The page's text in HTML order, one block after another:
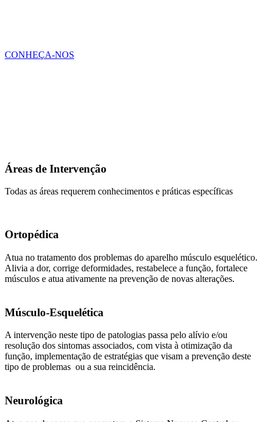
CONHEÇA-NOS
Áreas de Intervenção
Todas as áreas requerem conhecimentos e práticas específicas
Ortopédica
Atua no tratamento dos problemas do aparelho músculo esquelético.
Alivia a dor, corrige deformidades, restabelece a função, fortalece
músculos e atua ativamente na prevenção de novas alterações.
Músculo-Esquelética
A intervenção neste tipo de patologias passa pelo alívio e/ou
resolução dos sintomas associados, com vista à otimização da
função, implementação de estratégias que visam a prevenção deste
tipo de problemas ou a sua reincidência.
Neurológica